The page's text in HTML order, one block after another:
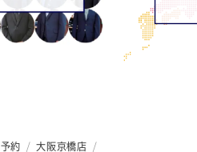
ツSADAのトップページ
約
大阪京橋店